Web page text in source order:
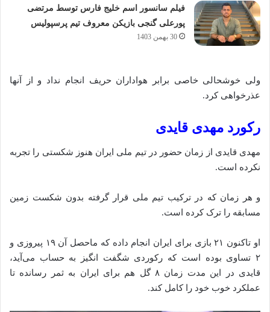
فیلم سانسور اسم خلیج فارس توسط مرتضی
پورعلی گنجی بازیکن معروف تیم پرسپولیس
30 بهمن 1403
ولی خوشحالی خاصی برابر هواداران حریف انجام نداد و از آنها
عذرخواهی کرد.
رکورد مهدی قایدی
مهدی قایدی از زمان حضور در تیم ملی ایران هنوز شکستی را تجربه
نکرده است.
و هر زمان که در ترکیب تیم ملی قرار گرفته بدون شکست زمین
مسابقه را ترک کرده است.
او تاکنون ۲۱ بازی برای ایران انجام داده که ماحصل آن ۱۹ پیروزی و
۲ تساوی بوده است که رکوردی شگفت‌ انگیز به حساب می‌آید،
قایدی در این مدت زمان ۸ گل هم برای ایران به ثمر رسانده تا
عملکرد خوب خود را کامل کند.